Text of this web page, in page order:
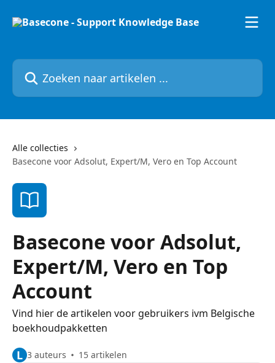
Zoeken naar artikelen ...
Alle collecties
Basecone voor Adsolut, Expert/M, Vero en Top Account
Basecone voor Adsolut,
Expert/M, Vero en Top
Account
Vind hier de artikelen voor gebruikers ivm Belgische
boekhoudpakketten
L 3 auteurs 15 artikelen